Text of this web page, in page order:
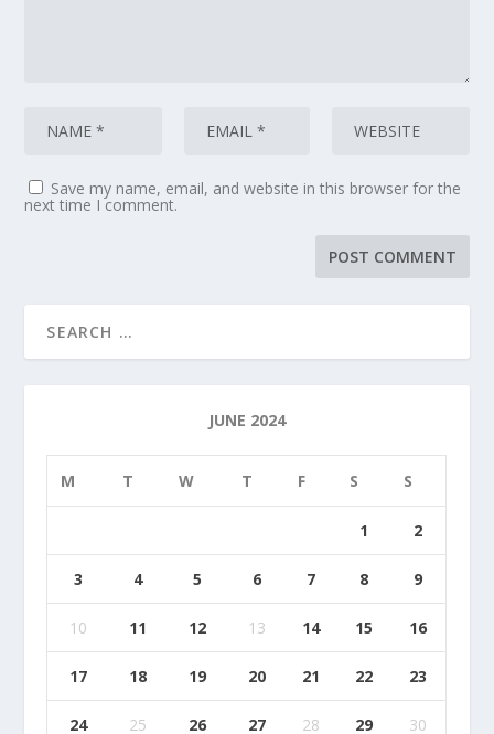
Save my name, email, and website in this browser for the
next time I comment.
JUNE 2024
M T W T F S S
1 2
3 4 5 6 7 8 9
10 11 12 13 14 15 16
17 18 19 20 21 22 23
24 25 26 27 28 29
30